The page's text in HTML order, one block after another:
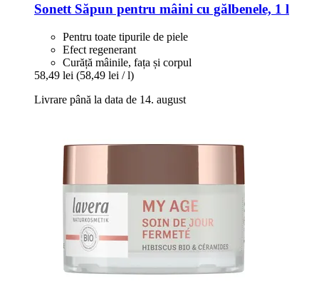
Sonett Săpun pentru mâini cu gălbenele, 1 l
Pentru toate tipurile de piele
Efect regenerant
Curăță mâinile, fața și corpul
58,49 lei (58,49 lei / l)
Livrare până la data de 14. august